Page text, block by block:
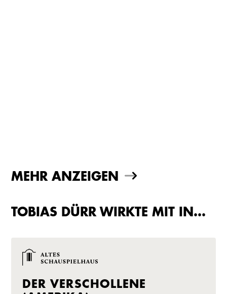
MEHR ANZEIGEN
TOBIAS DÜRR WIRKTE MIT IN…
DER VERSCHOLLENE